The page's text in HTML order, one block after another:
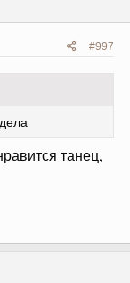
#997
танец,